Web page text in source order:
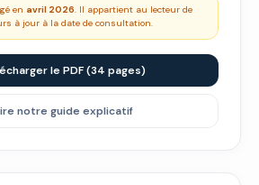
en avril 2026. Il appartient au lecteur de
à jour à la date de consultation.
le PDF (34 pages)
notre guide explicatif